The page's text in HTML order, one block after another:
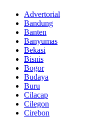
Advertorial
Bandung
Banten
Banyumas
Bekasi
Bisnis
Bogor
Budaya
Buru
Cilacap
Cilegon
Cirebon